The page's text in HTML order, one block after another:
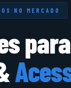
NO MERCADO
para